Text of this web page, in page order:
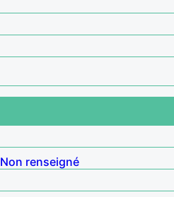
Non renseigné